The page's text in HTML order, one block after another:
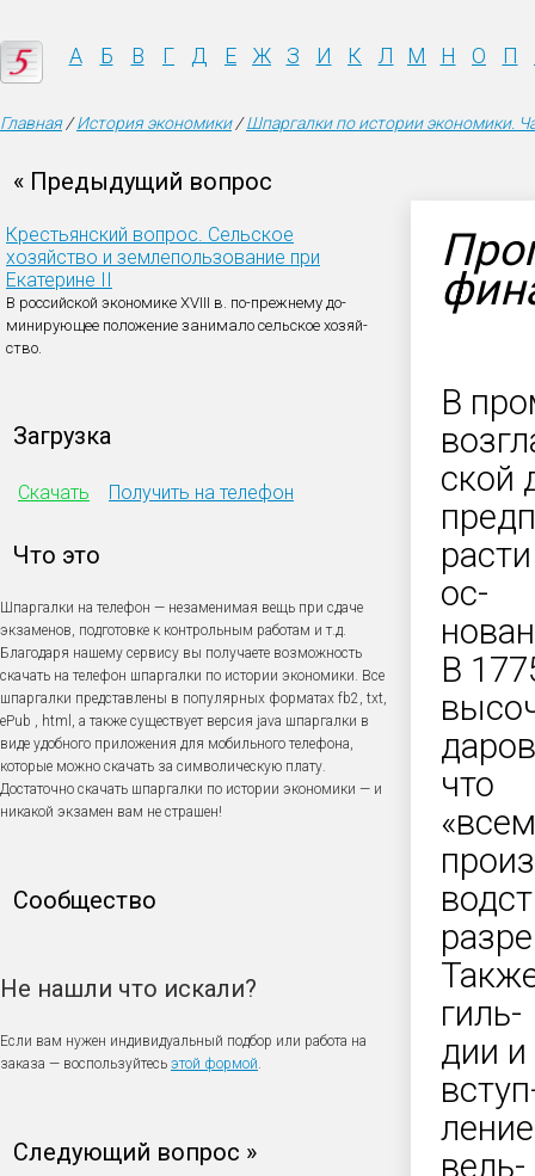
А Б В Г Д Е Ж З И К Л М Н О П
Главная/История экономики/Шпаргалки по истории экономики.
« Предыдущий вопрос
Крестьянский вопрос. Сельское
хозяйство и землепользование при
Екатерине II
В российской экономике XVIII в. по-прежнему до-
минирующее положение занимало сельское хозяй-
ство.
Загрузка
Скачать Получить на телефон
Что это
Шпаргалки на телефон — незаменимая вещь при сдаче
экзаменов, подготовке к контрольным работам и т.д.
Благодаря нашему сервису вы получаете возможность
скачать на телефон шпаргалки по истории экономики. Все
шпаргалки представлены в популярных форматах fb2, txt,
ePub , html, а также существует версия java шпаргалки в
виде удобного приложения для мобильного телефона,
которые можно скачать за символическую плату.
Достаточно скачать шпаргалки по истории экономики — и
никакой экзамен вам не страшен!
Сообщество
Не нашли что искали?
Если вам нужен индивидуальный подбор или работа на
заказа — воспользуйтесь этой формой.
Следующий вопрос »
В
ской
ос-
В
что
гиль-
дии
вель-